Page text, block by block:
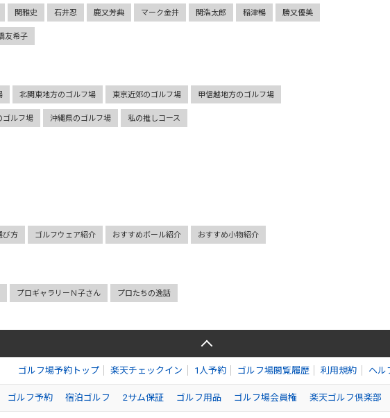
関雅史 石井忍 鹿又芳典 マーク金井 関浩太郎 稲津暢 勝又優美
友希子
北関東地方のゴルフ場 東京近郊のゴルフ場 甲信越地方のゴルフ場
ゴルフ場 沖縄県のゴルフ場 私の推しコース
び方 ゴルフウェア紹介 おすすめボール紹介 おすすめ小物紹介
プロギャラリーＮ子さん プロたちの逸話
ゴルフ場予約トップ 楽天チェックイン 1人予約 ゴルフ場閲覧履歴 利用規約 ヘル
ゴルフ予約 宿泊ゴルフ 2サム保証 ゴルフ用品 ゴルフ場会員権 楽天ゴルフ倶楽部